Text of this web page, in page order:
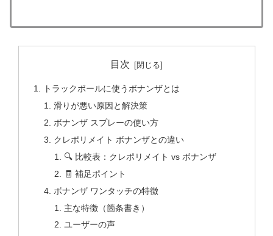
目次
トラックボールに使うボナンザとは
滑りが悪い原因と解決策
ボナンザ スプレーの使い方
クレポリメイト ボナンザとの違い
🔍 比較表：クレポリメイト vs ボナンザ
🧾 補足ポイント
ボナンザ ワンタッチの特徴
主な特徴（箇条書き）
ユーザーの声